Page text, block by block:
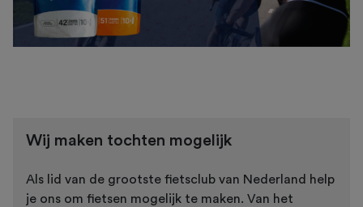
Wij maken tochten mogelijk
Als lid van de grootste fietsclub van Nederland help
je ons om fietsen mogelijk te maken. Van het